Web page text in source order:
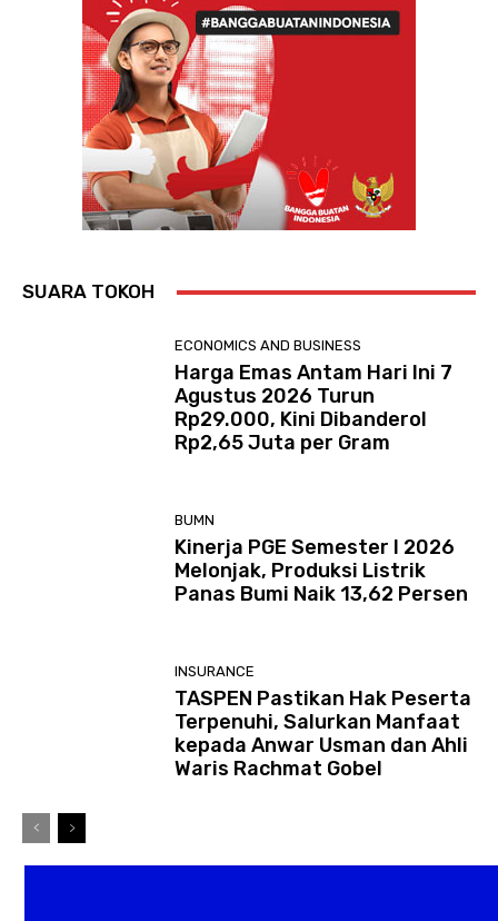
SUARA TOKOH
ECONOMICS AND BUSINESS
Harga Emas Antam Hari Ini 7
Agustus 2026 Turun
Rp29.000, Kini Dibanderol
Rp2,65 Juta per Gram
BUMN
Kinerja PGE Semester I 2026
Melonjak, Produksi Listrik
Panas Bumi Naik 13,62 Persen
INSURANCE
TASPEN Pastikan Hak Peserta
Terpenuhi, Salurkan Manfaat
kepada Anwar Usman dan Ahli
Waris Rachmat Gobel